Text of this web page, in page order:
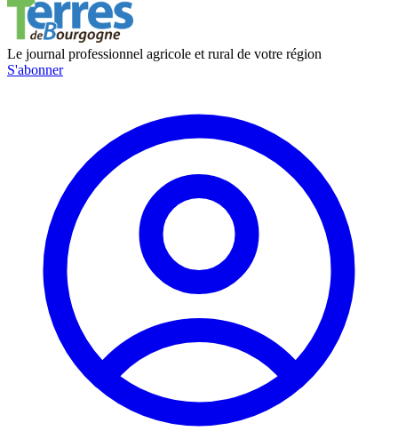
Le journal professionnel agricole et rural de votre région
S'abonner